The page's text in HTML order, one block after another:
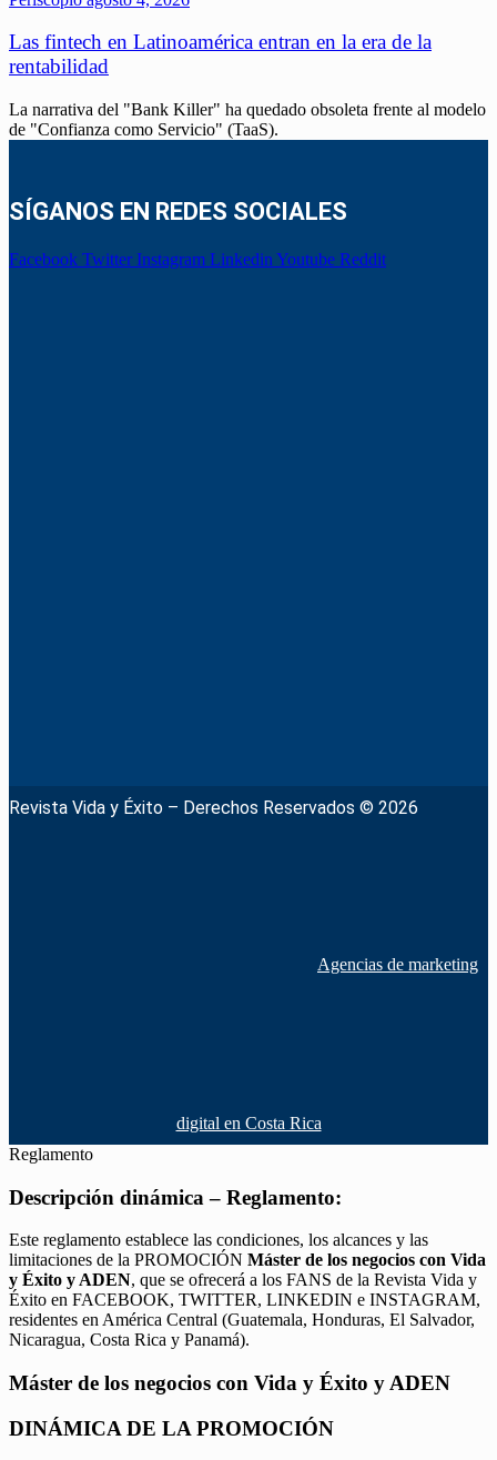
Las fintech en Latinoamérica entran en la era de la
rentabilidad
La narrativa del "Bank Killer" ha quedado obsoleta frente al modelo
de "Confianza como Servicio" (TaaS).
SÍGANOS EN REDES SOCIALES
Facebook Twitter Instagram Linkedin Youtube Reddit
Revista Vida y Éxito – Derechos Reservados © 2026
Agencias de marketing
digital en Costa Rica
Reglamento
Descripción dinámica – Reglamento:
Este reglamento establece las condiciones, los alcances y las
limitaciones de la PROMOCIÓN Máster de los negocios con Vida
y Éxito y ADEN, que se ofrecerá a los FANS de la Revista Vida y
Éxito en FACEBOOK, TWITTER, LINKEDIN e INSTAGRAM,
residentes en América Central (Guatemala, Honduras, El Salvador,
Nicaragua, Costa Rica y Panamá).
Máster de los negocios con Vida y Éxito y ADEN
DINÁMICA DE LA PROMOCIÓN